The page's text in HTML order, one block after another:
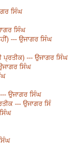
ਸਿੰਘ
ਸਿੰਘ
--- ਉਜਾਗਰ ਸਿੰਘ
--- ਉਜਾਗਰ ਸਿੰਘ
ਸਿੰਘ
ਉਜਾਗਰ ਸਿੰਘ
--- ਉਜਾਗਰ ਸਿੰ